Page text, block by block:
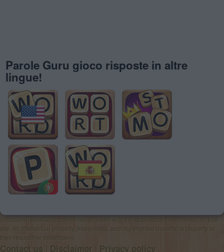
Parole Guru gioco risposte in altre
lingue!
SoluzioniParoleGuru.com is not affiliated with the applications mentioned on this
site. All intellectual property, trademarks, and copyrighted material is property of
Contact us Disclaimer Privacy policy